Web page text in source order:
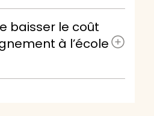
baisser le coût
à l’école